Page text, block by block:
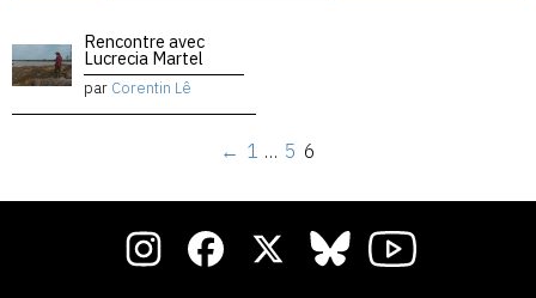
Rencontre avec
Lucrecia Martel
par Corentin Lê
← 1 … 5 6